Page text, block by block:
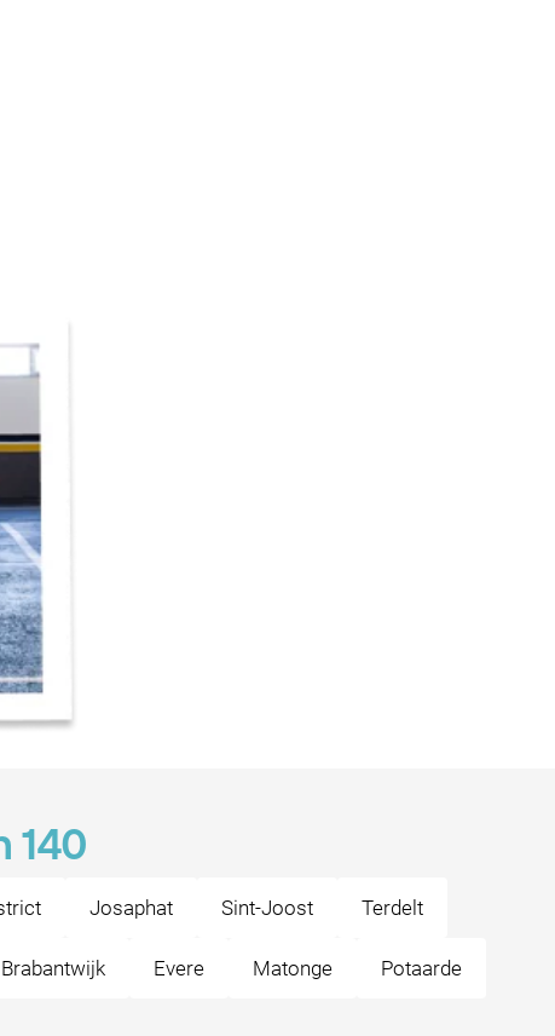
140
Josaphat Sint-Joost Terdelt
Brabantwijk Evere Matonge Potaarde